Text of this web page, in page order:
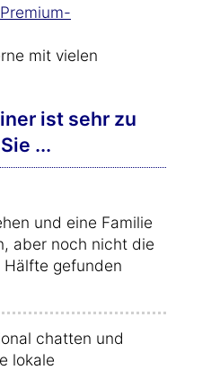
Premium-
mit vielen
ist sehr zu
...
und eine Familie
aber noch nicht die
gefunden
chatten und
lokale